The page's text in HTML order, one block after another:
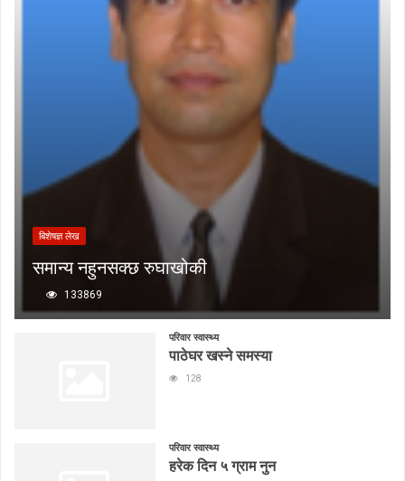
बिशेषज्ञ लेख
समान्य नहुनसक्छ रुघाखोकी
133869
परिवार स्वास्थ्य
पाठेघर खस्ने समस्या
128
परिवार स्वास्थ्य
हरेक दिन ५ ग्राम नुन